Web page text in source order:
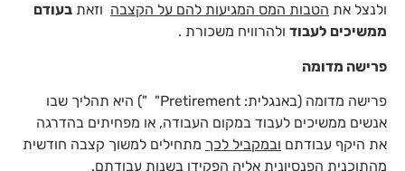
ולנצל את הטבות המס המגיעות להם על הקצבה וזאת בעודם
ממשיכים לעבוד ולהרוויח משכורת .
פרישה מדומה
פרישה מדומה (באנגלית: Pretirement" ") היא תהליך שבו
אנשים ממשיכים לעבוד במקום העבודה, או מפחיתים בהדרגה
את היקף עבודתם ובמקביל לכך מתחילים למשוך קצבה חודשית
מהתוכנית הפנסיונית אליה הפקידו בשנות עבודתם.